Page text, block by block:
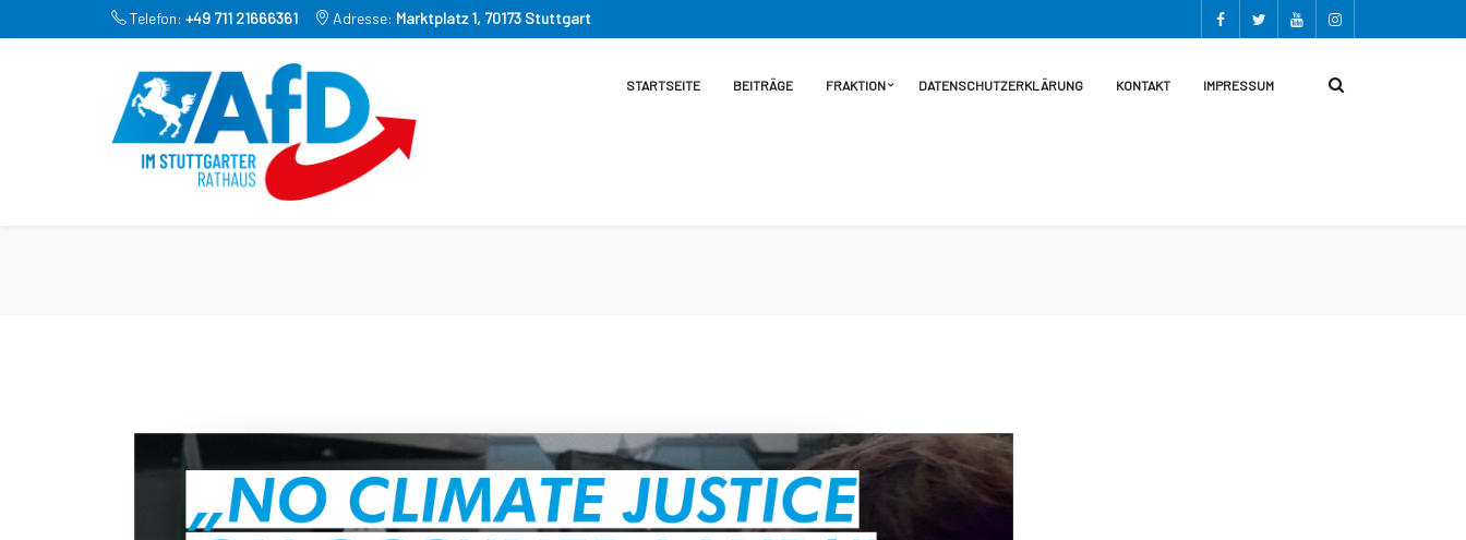
Telefon: +49 711 21666361 Adresse: Marktplatz 1, 70173 Stuttgart
STARTSEITE BEITRÄGE FRAKTION DATENSCHUTZERKLÄRUNG KONTAKT IMPRESSUM